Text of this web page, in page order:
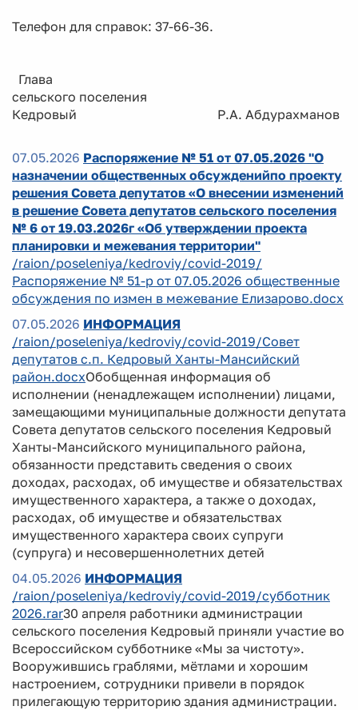
Телефон для справок: 37-66-36.
Глава
сельского поселения
Кедровый Р.А. Абдурахманов
07.05.2026 Распоряжение № 51 от 07.05.2026 "О
назначении общественных обсужденийпо проекту
решения Совета депутатов «О внесении изменений
в решение Совета депутатов сельского поселения
№ 6 от 19.03.2026г «Об утверждении проекта
планировки и межевания территории"
/raion/poseleniya/kedroviy/covid-2019/
Распоряжение № 51-р от 07.05.2026 общественные
обсуждения по измен в межевание Елизарово.docx
07.05.2026 ИНФОРМАЦИЯ
/raion/poseleniya/kedroviy/covid-2019/Совет
депутатов с.п. Кедровый Ханты-Мансийский
район.docxОбобщенная информация об
исполнении (ненадлежащем исполнении) лицами,
замещающими муниципальные должности депутата
Совета депутатов сельского поселения Кедровый
Ханты-Мансийского муниципального района,
обязанности представить сведения о своих
доходах, расходах, об имуществе и обязательствах
имущественного характера, а также о доходах,
расходах, об имуществе и обязательствах
имущественного характера своих супруги
(супруга) и несовершеннолетних детей
04.05.2026 ИНФОРМАЦИЯ
/raion/poseleniya/kedroviy/covid-2019/субботник
2026.rar30 апреля работники администрации
сельского поселения Кедровый приняли участие во
Всероссийском субботнике «Мы за чистоту».
Вооружившись граблями, мётлами и хорошим
настроением, сотрудники привели в порядок
прилегающую территорию здания администрации.